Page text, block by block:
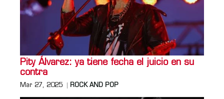
Pity Álvarez: ya tiene fecha el juicio en su
contra
Mar 27, 2025 ROCK AND POP